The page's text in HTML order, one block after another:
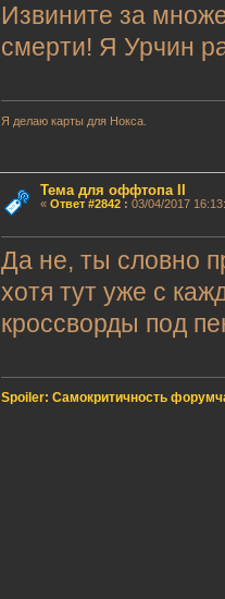
Извините за
смерти! Я Урчин
Я делаю карты для Нокса.
Тема для оффтопа II
« Ответ #2842: 03/04/2017
Да не, ты словно
хотя тут уже с
кроссворды под
Spoiler: Самокритичность